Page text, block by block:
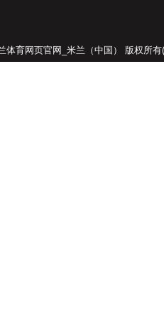
体育网页官网_米兰（中国） 版权所